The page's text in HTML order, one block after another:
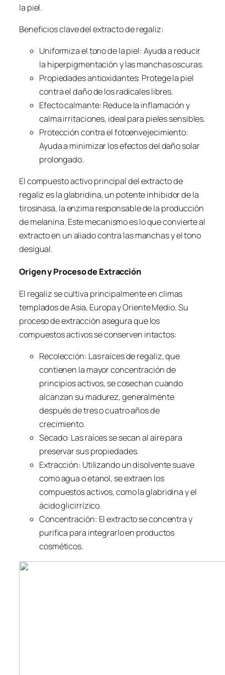
la piel.
Beneficios clave del extracto de regaliz:
Uniformiza el tono de la piel: Ayuda a reducir
la hiperpigmentación y las manchas oscuras.
Propiedades antioxidantes: Protege la piel
contra el daño de los radicales libres.
Efecto calmante: Reduce la inflamación y
calma irritaciones, ideal para pieles sensibles.
Protección contra el fotoenvejecimiento:
Ayuda a minimizar los efectos del daño solar
prolongado.
El compuesto activo principal del extracto de
regaliz es la glabridina, un potente inhibidor de la
tirosinasa, la enzima responsable de la producción
de melanina. Este mecanismo es lo que convierte al
extracto en un aliado contra las manchas y el tono
desigual.
Origen y Proceso de Extracción
El regaliz se cultiva principalmente en climas
templados de Asia, Europa y Oriente Medio. Su
proceso de extracción asegura que los
compuestos activos se conserven intactos:
Recolección: Las raíces de regaliz, que
contienen la mayor concentración de
principios activos, se cosechan cuando
alcanzan su madurez, generalmente
después de tres o cuatro años de
crecimiento.
Secado: Las raíces se secan al aire para
preservar sus propiedades.
Extracción: Utilizando un disolvente suave
como agua o etanol, se extraen los
compuestos activos, como la glabridina y el
ácido glicirrízico.
Concentración: El extracto se concentra y
purifica para integrarlo en productos
cosméticos.